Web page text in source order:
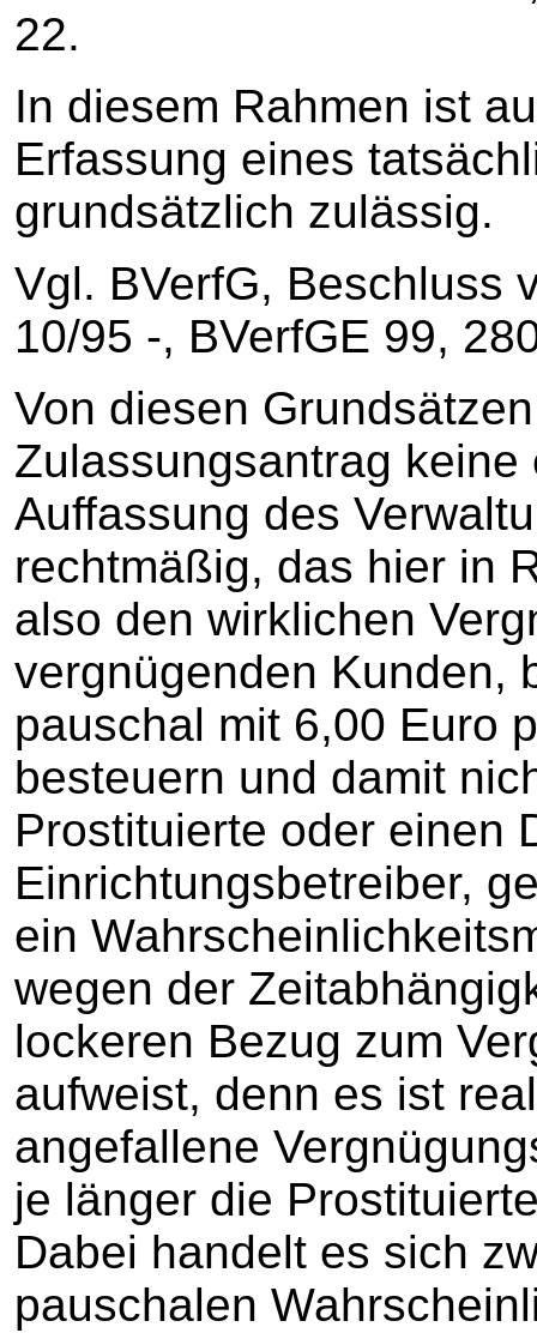
22.
In diesem Rahmen ist
Erfassung eines
grundsätzlich zulässig.
Vgl. BVerfG, Beschluss
10/95 ‑, BVerfGE 99,
Von diesen
Zulassungsantrag
Auffassung des
rechtmäßig, das hier in
also den wirklichen
vergnügenden Kunden,
pauschal mit 6,00 Euro
besteuern und damit
Prostituierte oder einen
Einrichtungsbetreiber,
ein
wegen der
lockeren Bezug zum
aufweist, denn es ist
angefallene
je länger die
Dabei handelt es sich
pauschalen